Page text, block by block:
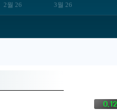
2월 26 3월 26